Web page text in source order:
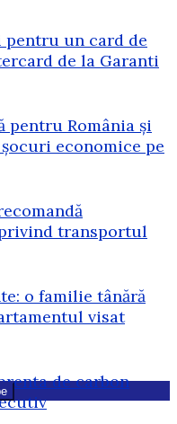
pentru un card de
de la Garanti
pentru România și
economice pe
transportul
o familie tânără
visat
de carbon